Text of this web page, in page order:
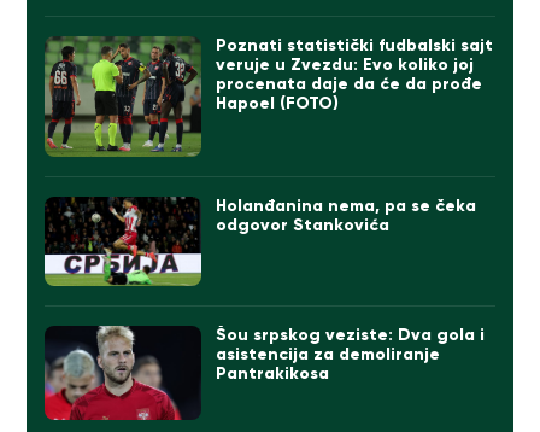
Poznati statistički fudbalski sajt
veruje u Zvezdu: Evo koliko joj
procenata daje da će da prođe
Hapoel (FOTO)
Holanđanina nema, pa se čeka
odgovor Stankovića
Šou srpskog veziste: Dva gola i
asistencija za demoliranje
Pantrakikosa